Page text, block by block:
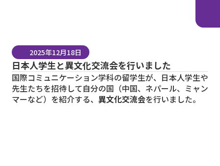
2025年12月18日
日本人学生と異文化交流会を行いました
国際コミュニケーション学科の留学生が、日本人学生や
先生たちを招待して自分の国（中国、ネパール、ミャン
マーなど）を紹介する、 異文化交流会を行いました。